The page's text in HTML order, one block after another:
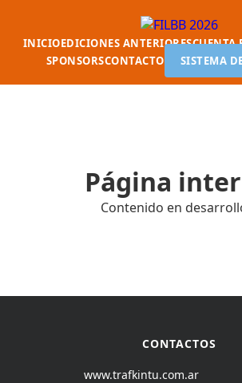
INICIOEDICIONES ANTERIORESCUENTA
SPONSORSCONTACTO SISTEMA
Página
Contenido en
CONTACTOS
www.trafkintu.com.ar